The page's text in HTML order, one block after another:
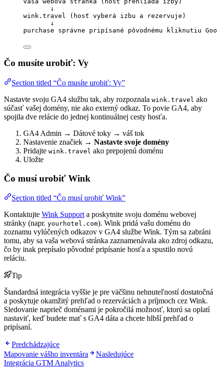
↓
wink.travel (hosť vyberá izbu a rezervuje)
↓
purchase správne pripísané pôvodnému kliknutiu
Čo musíte urobiť: Vy
Section titled “Čo musíte urobiť: Vy”
Nastavte svoju GA4 službu tak, aby rozpoznala wink.travel ako
súčasť vašej domény, nie ako externý odkaz. To povie GA4, aby
spojila dve relácie do jednej kontinuálnej cesty hosťa.
GA4 Admin → Dátové toky → váš tok
Nastavenie značiek → Nastavte svoje domény
Pridajte wink.travel ako prepojenú doménu
Uložte
Čo musí urobiť Wink
Section titled “Čo musí urobiť Wink”
Kontaktujte Wink Support a poskytnite svoju doménu webovej
stránky (napr. yourhotel.com). Wink pridá vašu doménu do
zoznamu vylúčených odkazov v GA4 službe Wink. Tým sa zabráni
tomu, aby sa vaša webová stránka zaznamenávala ako zdroj odkazu,
čo by inak prepísalo pôvodné pripísanie hosťa a spustilo novú
reláciu.
Tip
Štandardná integrácia vyššie je pre väčšinu nehnuteľností dostatočná
a poskytuje okamžitý prehľad o rezerváciách a príjmoch cez Wink.
Sledovanie naprieč doménami je pokročilá možnosť, ktorú sa oplatí
nastaviť, keď budete mať s GA4 dáta a chcete hlbší prehľad o
pripísaní.
Predchádzajúce
Mapovanie vášho inventára
Nasledujúce
Integrácia GTM Analytics